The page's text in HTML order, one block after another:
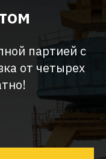
партией с
от четырех